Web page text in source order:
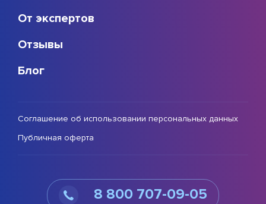
От экспертов
Отзывы
Блог
Соглашение об использовании персональных данных
Публичная оферта
8 800 707-09-05